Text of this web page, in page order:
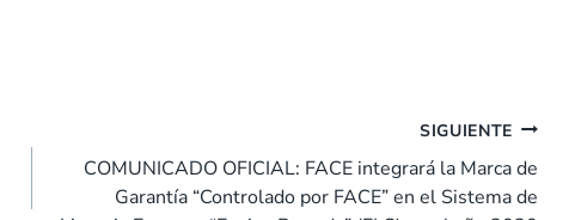
SIGUIENTE
COMUNICADO OFICIAL: FACE integrará la Marca de
Garantía “Controlado por FACE” en el Sistema de